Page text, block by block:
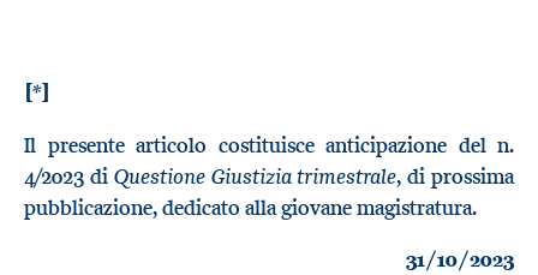
[*]
Il presente articolo costituisce anticipazione del n.
4/2023 di Questione Giustizia trimestrale, di prossima
pubblicazione, dedicato alla giovane magistratura.
31/10/2023